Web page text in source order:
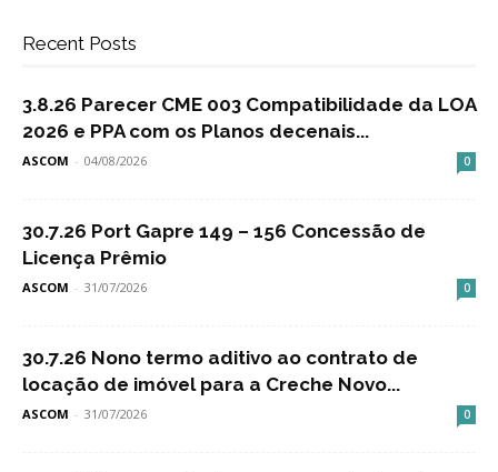
Recent Posts
3.8.26 Parecer CME 003 Compatibilidade da LOA
2026 e PPA com os Planos decenais...
ASCOM - 04/08/2026 0
30.7.26 Port Gapre 149 – 156 Concessão de
Licença Prêmio
ASCOM - 31/07/2026 0
30.7.26 Nono termo aditivo ao contrato de
locação de imóvel para a Creche Novo...
ASCOM - 31/07/2026 0